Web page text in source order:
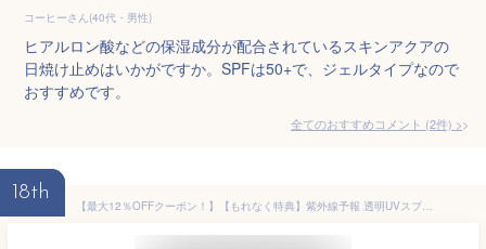
コーヒーさん(40代・男性)
ヒアルロン酸などの保湿成分が配合されているスキンアクアの
日焼け止めはいかがですか。SPFは50+で、ジェルタイプなので
おすすめです。
全てのおすすめコメント (2件) >
18th
【最大12％OFFクーポン！】【もれなく特典】紫外線予報 透明UVスプレーF 150g SPF50+ PA++++ UV耐水性★★ for family UV対策 UVケア 日焼け止め 日焼けどめ スプレー 子ども 紫外線対策 スキンケア UVカット ウォータープルーフ 石澤研究所